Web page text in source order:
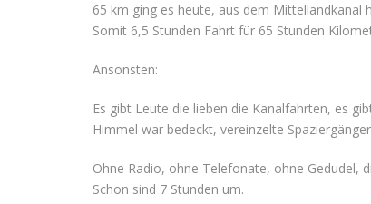
65 km ging es heute, aus dem Mittellandkanal
Somit 6,5 Stunden Fahrt für 65 Stunden
Ansonsten:
Es gibt Leute die lieben die Kanalfahrten, es
Himmel war bedeckt, vereinzelte
Ohne Radio, ohne Telefonate, ohne Gedudel,
Schon sind 7 Stunden um.